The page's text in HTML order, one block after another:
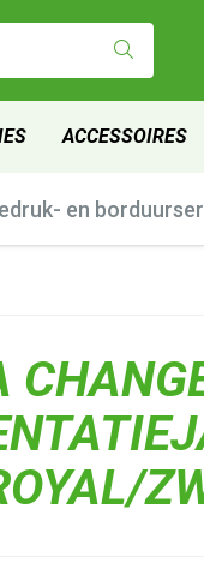
ACCESSOIRES
en